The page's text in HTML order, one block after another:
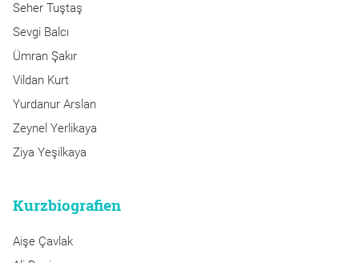
Seher Tuştaş
Sevgi Balcı
Ümran Şakır
Vildan Kurt
Yurdanur Arslan
Zeynel Yerlikaya
Ziya Yeşilkaya
Kurzbiografien
Aişe Çavlak